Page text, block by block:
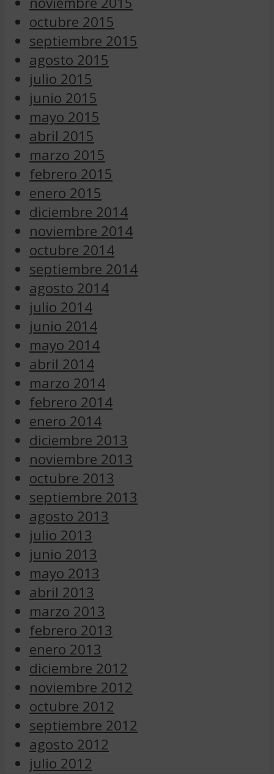
octubre 2015
septiembre 2015
agosto 2015
julio 2015
junio 2015
mayo 2015
abril 2015
marzo 2015
febrero 2015
enero 2015
diciembre 2014
noviembre 2014
octubre 2014
septiembre 2014
agosto 2014
julio 2014
junio 2014
mayo 2014
abril 2014
marzo 2014
febrero 2014
enero 2014
diciembre 2013
noviembre 2013
octubre 2013
septiembre 2013
agosto 2013
julio 2013
junio 2013
mayo 2013
abril 2013
marzo 2013
febrero 2013
enero 2013
diciembre 2012
noviembre 2012
octubre 2012
septiembre 2012
agosto 2012
julio 2012